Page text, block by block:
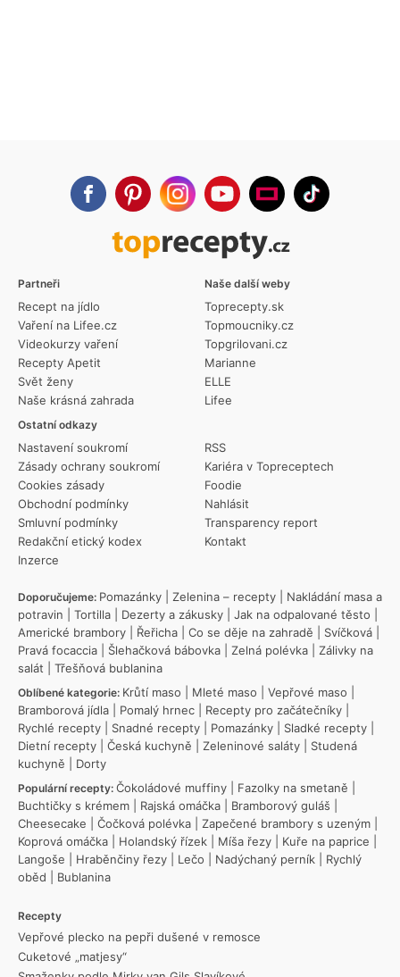
Partneři
Recept na jídlo
Vaření na Lifee.cz
Videokurzy vaření
Recepty Apetit
Svět ženy
Naše krásná zahrada
Ostatní odkazy
Nastavení soukromí
Zásady ochrany soukromí
Cookies zásady
Obchodní podmínky
Smluvní podmínky
Redakční etický kodex
Inzerce
RSS
Kariéra v Topreceptech
Foodie
Nahlásit
Transparency report
Kontakt
Naše další weby
Toprecepty.sk
Topmoucniky.cz
Topgrilovani.cz
Marianne
ELLE
Lifee
Doporučujeme: Pomazánky Zelenina – recepty
Nakládání masa a
potravin
Tortilla Dezerty a zákusky Jak na odpalované těsto
Americké brambory
Řeřicha Co se děje na zahradě Svíčková
Pravá focaccia
Šlehačková bábovka Zelná polévka
Zálivky na
salát
Třešňová bublanina
Oblíbené kategorie: Krůtí maso Mleté maso Vepřové maso
Bramborová jídla
Pomalý hrnec Recepty pro začátečníky
Rychlé recepty
Snadné recepty Pomazánky Sladké recepty
Dietní recepty
Česká kuchyně Zeleninové saláty
Studená
kuchyně
Dorty
Populární recepty: Čokoládové muffiny Fazolky na smetaně
Buchtičky s krémem
Rajská omáčka Bramborový guláš
Cheesecake
Čočková polévka Zapečené brambory s uzeným
Koprová omáčka
Holandský řízek Míša řezy Kuře na paprice
Langoše
Hraběnčiny řezy Lečo Nadýchaný perník
Rychlý
oběd
Bublanina
Recepty
Vepřové plecko na pepři dušené v remosce
Cuketové „matjesy“